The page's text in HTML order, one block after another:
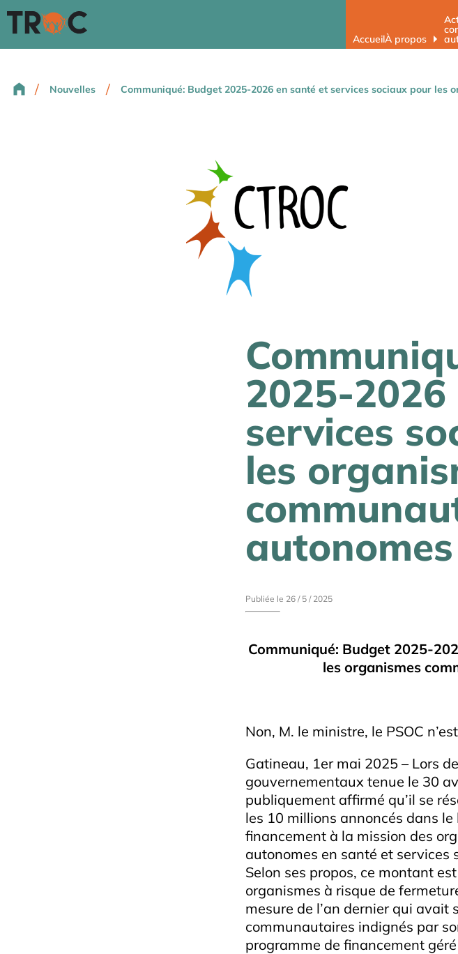
AccueilÀ propos
/ Nouvelles / Communiqué: Budget 2025-2026 en santé et services sociaux pour les
2025-
services
les
autonomes
Publiée le 26 / 5 / 2025
Communiqué: Budget 2025-
les organismes
Non, M. le ministre, le PSOC
Gatineau, 1er mai 2025 – Lors
gouvernementaux tenue le 30
publiquement affirmé qu’il se
les 10 millions annoncés dans
financement à la mission des
autonomes en santé et services
Selon ses propos, ce montant
organismes à risque de
mesure de l’an dernier qui avait
communautaires indignés par
programme de financement